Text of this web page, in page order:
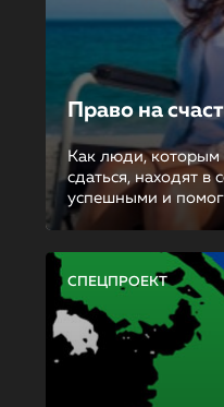
Право на
Как люди, которым
сдаться, находят в
успешными и
СПЕЦПРОЕКТ